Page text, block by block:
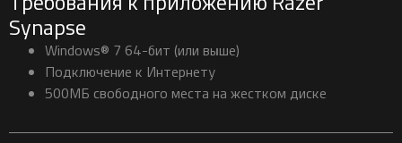
Synapse
Windows® 7 64-бит (или выше)
Подключение к Интернету
500МБ свободного места на жестком диске